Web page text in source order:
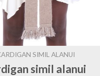
SIMIL ALANUI
simil alanui